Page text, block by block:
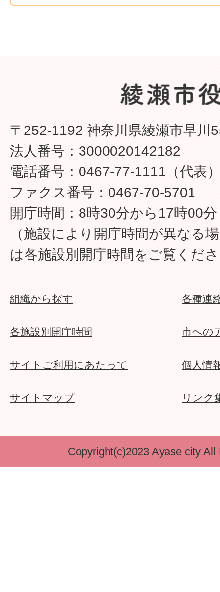
〒252-1192 神奈川県綾瀬市早川
法人番号：3000020142182
電話番号：0467-77-1111（代表
ファクス番号：0467-70-5701
開庁時間：8時30分から17時00
（施設により開庁時間が異なる
は各施設別開庁時間をご覧くだ
組織から探す 各種連
各施設別開庁時間 市への
サイトご利用にあたって 個人情
サイトマップ リンク
Copyright(c)2023 Ayase city